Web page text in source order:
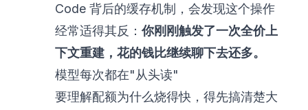
Code 背后的缓存机制，会发现这个操作
经常适得其反： 你刚刚触发了一次全价上
下文重建，花的钱比继续聊下去还多。
模型每次都在"从头读"
要理解配额为什么烧得快，得先搞清楚大